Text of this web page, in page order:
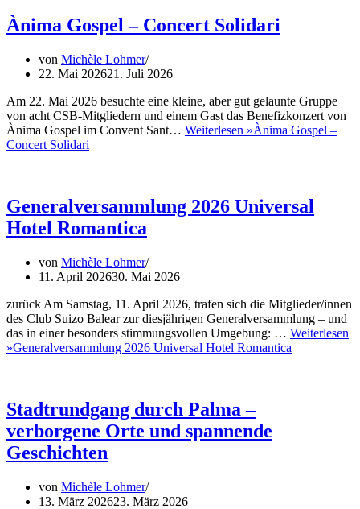
Ànima Gospel – Concert Solidari
von Michèle Lohmer
22. Mai 202621. Juli 2026
Am 22. Mai 2026 besuchte eine kleine, aber gut gelaunte Gruppe
von acht CSB-Mitgliedern und einem Gast das Benefizkonzert von
Ànima Gospel im Convent Sant… Weiterlesen »Ànima Gospel –
Concert Solidari
Generalversammlung 2026 Universal
Hotel Romantica
von Michèle Lohmer
11. April 202630. Mai 2026
zurück Am Samstag, 11. April 2026, trafen sich die Mitglieder/innen
des Club Suizo Balear zur diesjährigen Generalversammlung – und
das in einer besonders stimmungsvollen Umgebung: … Weiterlesen
»Generalversammlung 2026 Universal Hotel Romantica
Stadtrundgang durch Palma –
verborgene Orte und spannende
Geschichten
von Michèle Lohmer
13. März 202623. März 2026